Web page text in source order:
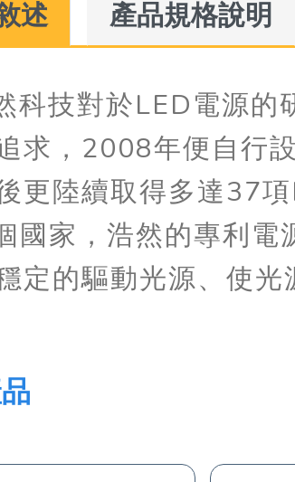
述 產品規格說明
科技對於LED電源的
求，2008年便自行
更陸續取得多達37
國家，浩然的專利電
定的驅動光源、使